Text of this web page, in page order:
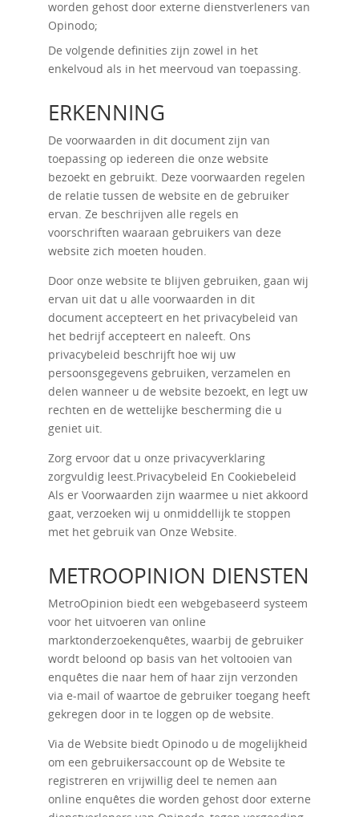
worden gehost door externe dienstverleners van
Opinodo;
De volgende definities zijn zowel in het
enkelvoud als in het meervoud van toepassing.
ERKENNING
De voorwaarden in dit document zijn van
toepassing op iedereen die onze website
bezoekt en gebruikt. Deze voorwaarden regelen
de relatie tussen de website en de gebruiker
ervan. Ze beschrijven alle regels en
voorschriften waaraan gebruikers van deze
website zich moeten houden.
Door onze website te blijven gebruiken, gaan wij
ervan uit dat u alle voorwaarden in dit
document accepteert en het privacybeleid van
het bedrijf accepteert en naleeft. Ons
privacybeleid beschrijft hoe wij uw
persoonsgegevens gebruiken, verzamelen en
delen wanneer u de website bezoekt, en legt uw
rechten en de wettelijke bescherming die u
geniet uit.
Zorg ervoor dat u onze privacyverklaring
zorgvuldig leest.Privacybeleid En Cookiebeleid
Als er Voorwaarden zijn waarmee u niet akkoord
gaat, verzoeken wij u onmiddellijk te stoppen
met het gebruik van Onze Website.
METROOPINION DIENSTEN
MetroOpinion biedt een webgebaseerd systeem
voor het uitvoeren van online
marktonderzoekenquêtes, waarbij de gebruiker
wordt beloond op basis van het voltooien van
enquêtes die naar hem of haar zijn verzonden
via e-mail of waartoe de gebruiker toegang heeft
gekregen door in te loggen op de website.
Via de Website biedt Opinodo u de mogelijkheid
om een ​​gebruikersaccount op de Website te
registreren en vrijwillig deel te nemen aan
online enquêtes die worden gehost door externe